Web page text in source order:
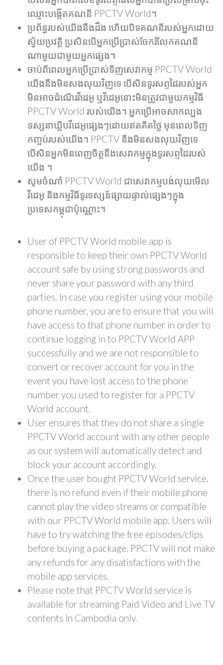
ឈ្មោះបង្កើតគណនី PPCTV World។
ប្រព័ន្ធរបស់យើងនឹងដឹង ហើយបិទគណនីរបស់អ្នកដោយ
ស្វ័យប្រវត្តិ ប្រសិនបើអ្នកប្រើប្រាស់ចែករំលែកគណនី
ណាមួយជាមួយអ្នកផ្សេង។
ចាប់ពីពេលអ្នកប្រើប្រាស់ទិញសេវាកម្ម PPCTV World
យើងនឹងមិនសងលុយវិញទេ បើសិនទូរសព្ទដៃរបស់អ្នក
មិនអាចដំណើរវីដេអូ ឬវីដេអូនោះមិនត្រូវជាមួយកម្មវិធី
PPCTV World របស់យើង។ អ្នកប្រើអាចសាកល្បង
ទស្សនាឃ្លីបវីដេអូផ្សេងៗដោយឥតគិតថ្លៃ មុនពេលទិញ
កញ្ចប់របស់យើង។ PPCTV នឹងមិនសងលុយវិញទេ
បើសិនអ្នកមិនពេញចិត្តនឹងសេវាកម្មក្នុងទូរសព្ទដៃរបស់
យើង ។
សូមចំណាំ PPCTV World ជាសេវាកម្មបង់លុយមើល
វីដេអូ និងកម្មវិធីទូរទស្សន៍ផ្សាយផ្ទាល់ផ្សេងៗក្នុង
ប្រទេសកម្ពុជាប៉ុណ្ណោះ។
User of PPCTV World mobile app is
responsible to keep their own PPCTV World
account safe by using strong passwords and
never share your password with any third
parties. In case you register using your mobile
phone number, you are to ensure that you will
have access to that phone number in order to
continue logging in to PPCTV World APP
successfully and we are not responsible to
convert or recover account for you in the
event you have lost access to the phone
number you used to register for a PPCTV
World account.
User ensures that they do not share a single
PPCTV World account with any other people
as our system will automatically detect and
block your account accordingly.
Once the user bought PPCTV World service,
there is no refund even if their mobile phone
cannot play the video streams or compatible
with our PPCTV World mobile app. Users will
have to try watching the free episodes/clips
before buying a package. PPCTV will not make
any refunds for any disatisfactions with the
mobile app services.
Please note that PPCTV World service is
available for streaming Paid Video and Live TV
contents in Cambodia only.